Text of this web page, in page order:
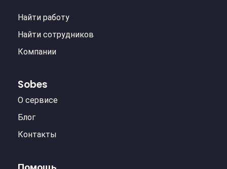
Найти работу
Найти сотрудников
Компании
Sobes
О сервисе
Блог
Контакты